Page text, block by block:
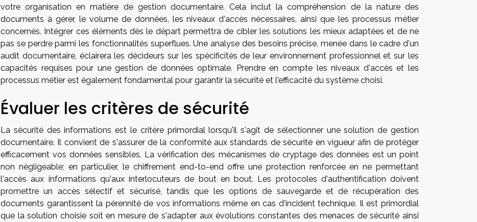
votre organisation en matière de gestion documentaire. Cela inclut la compréhension de la nature des
documents à gérer, le volume de données, les niveaux d'accès nécessaires, ainsi que les processus métier
concernés. Intégrer ces éléments dès le départ permettra de cibler les solutions les mieux adaptées et de ne
pas se perdre parmi les fonctionnalités superflues. Une analyse des besoins précise, menée dans le cadre d'un
audit documentaire, éclairera les décideurs sur les spécificités de leur environnement professionnel et sur les
capacités requises pour une gestion de données optimale. Prendre en compte les niveaux d'accès et les
processus métier est également fondamental pour garantir la sécurité et l'efficacité du système choisi.
Évaluer les critères de sécurité
La sécurité des informations est le critère primordial lorsqu'il s'agit de sélectionner une solution de gestion
documentaire. Il convient de s'assurer de la conformité aux standards de sécurité en vigueur afin de protéger
efficacement vos données sensibles. La vérification des mécanismes de cryptage des données est un point
non négligeable; en particulier, le chiffrement end-to-end offre une protection renforcée en ne permettant
l'accès aux informations qu'aux interlocuteurs de bout en bout. Les protocoles d'authentification doivent
promettre un accès sélectif et sécurisé, tandis que les options de sauvegarde et de récupération des
documents garantissent la pérennité de vos informations même en cas d'incident technique. Il est primordial
que la solution choisie soit en mesure de s'adapter aux évolutions constantes des menaces de sécurité ainsi